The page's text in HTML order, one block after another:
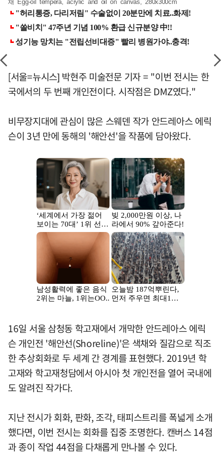
채 Egg-oil tempera, acrylic and oil on canvas, 280x300cm
[서울=뉴시스] 박현주 미술전문 기자 = "이번 전시는 한
국에서의 두 번째 개인전이다. 시작점은 DMZ였다."
비무장지대에 관심이 많은 스웨덴 작가 안드레아스 에릭
슨이 3년 만에 동해의 '해안선'을 작품에 담아왔다.
16일 서울 삼청동 학고재에서 개막한 안드레아스 에릭
슨 개인전 '해안선(Shoreline)'은 색채와 질감으로 직조
한 추상회화로 두 세계 간 경계를 표현했다. 2019년 학
고재와 학고재청담에서 아시아 첫 개인전을 열어 국내에
도 알려진 작가다.
지난 전시가 회화, 판화, 조각, 태피스트리를 폭넓게 소개
했다면, 이번 전시는 회화를 집중 조명한다. 캔버스 14점
과 종이 작업 44점을 다채롭게 만나볼 수 있다.